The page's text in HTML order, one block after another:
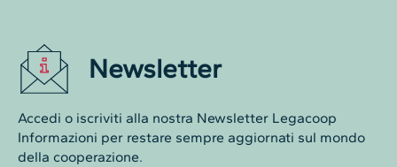
Newsletter
Accedi o iscriviti alla nostra Newsletter Legacoop
Informazioni per restare sempre aggiornati sul mondo
della cooperazione.